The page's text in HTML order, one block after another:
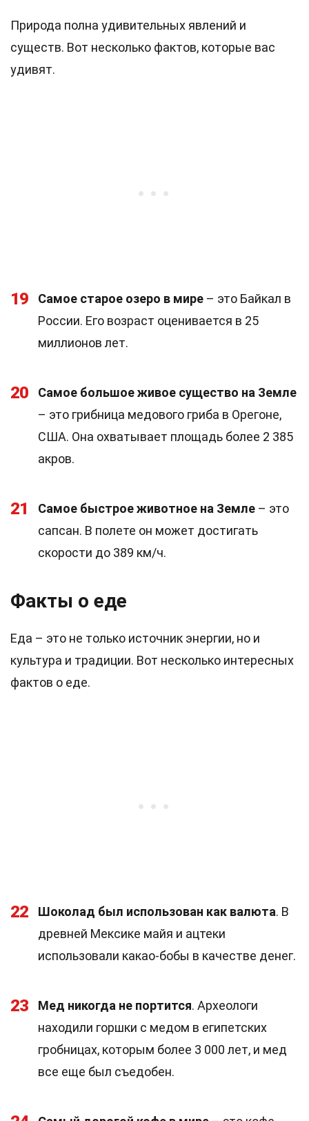
Природа полна удивительных явлений и
существ. Вот несколько фактов, которые вас
удивят.
19 Самое старое озеро в мире – это Байкал в
России. Его возраст оценивается в 25
миллионов лет.
20
Самое большое живое существо на Земле
– это грибница медового гриба в Орегоне,
США. Она охватывает площадь более 2 385
акров.
21 Самое быстрое животное на Земле – это
сапсан. В полете он может достигать
скорости до 389 км/ч.
Факты о еде
Еда – это не только источник энергии, но и
культура и традиции. Вот несколько интересных
фактов о еде.
22 Шоколад был использован как валюта. В
древней Мексике майя и ацтеки
использовали какао-бобы в качестве денег.
23 Мед никогда не портится. Археологи
находили горшки с медом в египетских
гробницах, которым более 3 000 лет, и мед
все еще был съедобен.